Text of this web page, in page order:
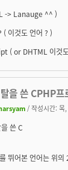
-> Lanauge ^^ )
( 이것도 언어 ? )
( or DHTML 이것
을 쓴 CPHP프
/ 작성시간:
쓴 C
뛰어본 언어는 위의